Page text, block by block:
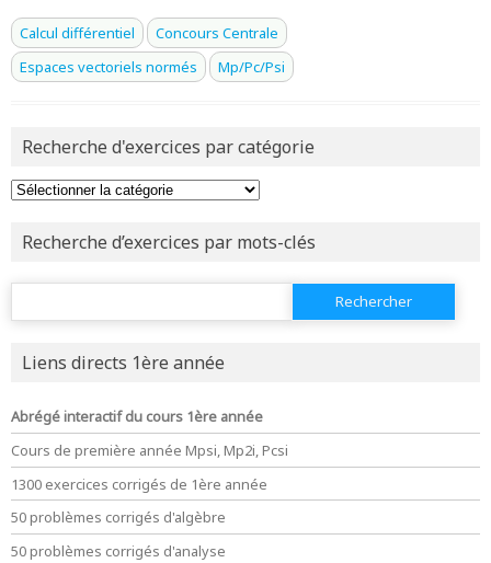
avoirune souscription active sur mathprepa
et êtreconnecté au site
ou testerla page d'extraits libres
Calcul différentiel
Concours Centrale
Espaces vectoriels normés
Mp/Pc/Psi
Recherche d'exercices par catégorie
Recherche d’exercices par mots-clés
Rechercher :
Liens directs 1ère année
Abrégé interactif du cours 1ère année
Cours de première année Mpsi, Mp2i, Pcsi
1300 exercices corrigés de 1ère année
50 problèmes corrigés d'algèbre
50 problèmes corrigés d'analyse